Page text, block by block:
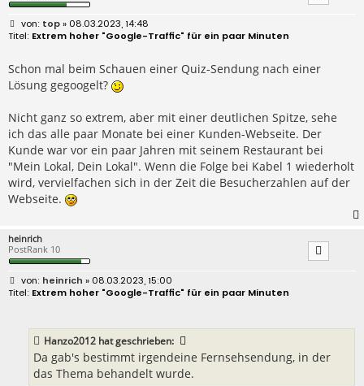
B
e
r
a
g
top» 08.03.2023, 14:48
Extrem hoher "Google-Traffic" für ein paar Minuten
Schon mal beim Schauen einer Quiz-Sendung nach einer
Lösung gegoogelt?
Nicht ganz so extrem, aber mit einer deutlichen Spitze, sehe
ich das alle paar Monate bei einer Kunden-Webseite. Der
Kunde war vor ein paar Jahren mit seinem Restaurant bei
"Mein Lokal, Dein Lokal". Wenn die Folge bei Kabel 1 wiederholt
wird, vervielfachen sich in der Zeit die Besucherzahlen auf der
Webseite.
heinrich
PostRank 10
B
e
heinrich » 08.03.2023, 15:00
Extrem hoher "Google-Traffic" für ein paar Minuten
Hanzo2012 hat geschrieben:
Da gab's bestimmt irgendeine Fernsehsendung, in der
das Thema behandelt wurde.